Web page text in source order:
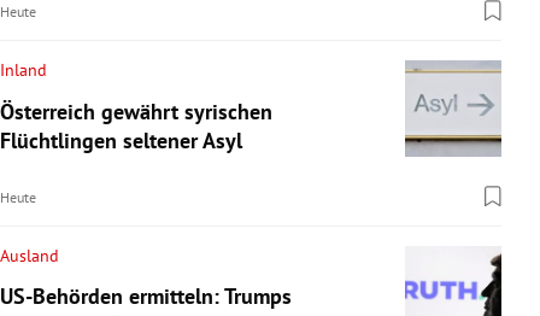
Heute
Inland
Österreich gewährt syrischen
Flüchtlingen seltener Asyl
Heute
Ausland
US-Behörden ermitteln: Trumps